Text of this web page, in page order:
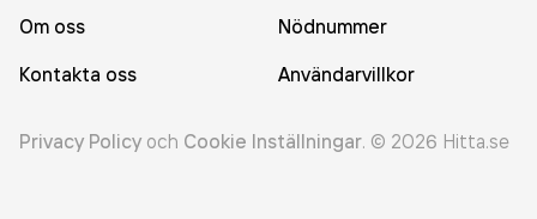
Om oss
Nödnummer
Kontakta oss
Användarvillkor
Privacy Policy och Cookie Inställningar. © 2026 Hitta.se